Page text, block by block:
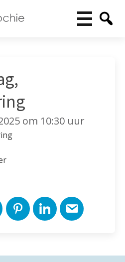
om 10:30 uur